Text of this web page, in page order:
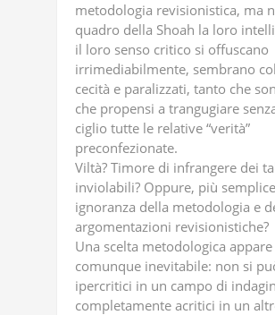
metodologia revisionistica, ma
quadro della Shoah la loro
il loro senso critico si offuscano
irrimediabilmente, sembrano
cecità e paralizzati, tanto che
che propensi a trangugiare
ciglio tutte le relative “verità”
preconfezionate.
Viltà? Timore di infrangere dei
inviolabili? Oppure, più
ignoranza della metodologia e
argomentazioni revisionistiche?
Una scelta metodologica appare
comunque inevitabile: non si
ipercritici in un campo di
completamente acritici in un